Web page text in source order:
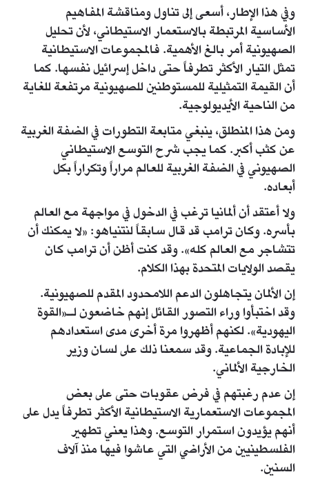
وفي هذا الإطار، أسعى إلى تناول ومناقشة المفاهيم
الأساسية المرتبطة بالاستعمار الاستيطاني، لأن تحليل
الصهيونية أمر بالغ الأهمية. فالمجموعات الاستيطانية
تمثل التيار الأكثر تطرفاً حتى داخل إسرائيل نفسها. كما
أن القيمة التمثيلية للمستوطنين للصهيونية مرتفعة للغاية
من الناحية الأيديولوجية.
ومن هذا المنطلق، ينبغي متابعة التطورات في الضفة الغربية
عن كثب أكبر. كما يجب شرح التوسع الاستيطاني
الصهيوني في الضفة الغربية للعالم مراراً وتكراراً بكل
أبعاده.
ولا أعتقد أن ألمانيا ترغب في الدخول في مواجهة مع العالم
بأسره. وكان ترامب قد قال سابقاً لنتنياهو: «لا يمكنك أن
تتشاجر مع العالم كله». وقد كنت أظن أن ترامب كان
يقصد الولايات المتحدة بهذا الكلام.
إن الألمان يتجاهلون الدعم اللامحدود المقدم للصهيونية.
وقد اختبأوا وراء التصور القائل إنهم خاضعون لـ«القوة
اليهودية». لكنهم أظهروا مرة أخرى مدى استعدادهم
للإبادة الجماعية. وقد سمعنا ذلك على لسان وزير
الخارجية الألماني.
إن عدم رغبتهم في فرض عقوبات حتى على بعض
المجموعات الاستعمارية الاستيطانية الأكثر تطرفاً يدل على
أنهم يؤيدون استمرار التوسع. وهذا يعني تطهير
الفلسطينيين من الأراضي التي عاشوا فيها منذ آلاف
السنين.